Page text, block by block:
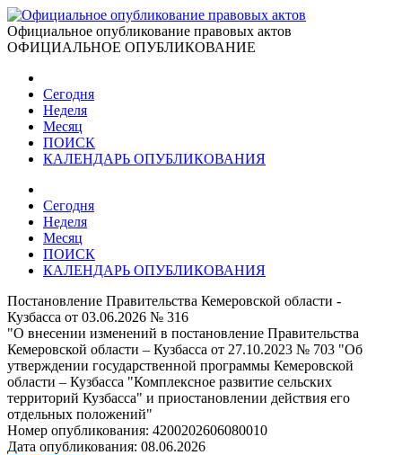
Официальное опубликование правовых актов
ОФИЦИАЛЬНОЕ ОПУБЛИКОВАНИЕ
Сегодня
Неделя
Месяц
ПОИСК
КАЛЕНДАРЬ ОПУБЛИКОВАНИЯ
Сегодня
Неделя
Месяц
ПОИСК
КАЛЕНДАРЬ ОПУБЛИКОВАНИЯ
Постановление Правительства Кемеровской области -
Кузбасса от 03.06.2026 № 316
"О внесении изменений в постановление Правительства
Кемеровской области – Кузбасса от 27.10.2023 № 703 "Об
утверждении государственной программы Кемеровской
области – Кузбасса "Комплексное развитие сельских
территорий Кузбасса" и приостановлении действия его
отдельных положений"
Номер опубликования: 4200202606080010
Дата опубликования: 08.06.2026